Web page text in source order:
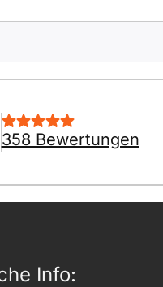
358 Bewertungen
Info: